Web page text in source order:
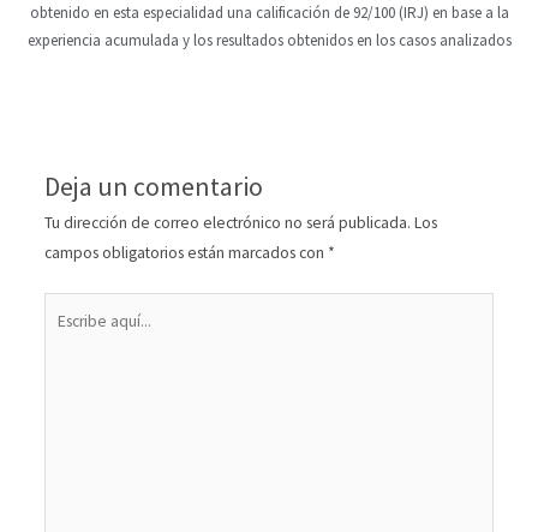
obtenido en esta especialidad una calificación de 92/100 (IRJ) en base a la
experiencia acumulada y los resultados obtenidos en los casos analizados
Deja un comentario
Tu dirección de correo electrónico no será publicada. Los
campos obligatorios están marcados con *